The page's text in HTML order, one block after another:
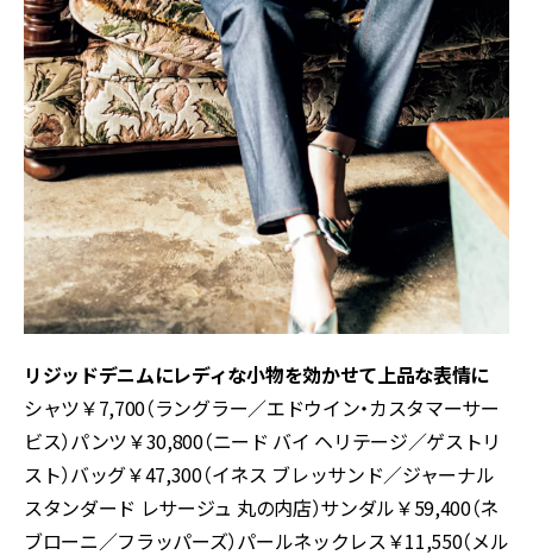
リジッドデニムにレディな小物を効かせて上品な表情に
シャツ￥7,700（ラングラー／エドウイン・カスタマーサー
ビス）パンツ￥30,800（ニード バイ ヘリテージ／ゲストリ
スト）バッグ￥47,300（イネス ブレッサンド／ジャーナル
スタンダード レサージュ 丸の内店）サンダル￥59,400（ネ
ブローニ／フラッパーズ）パールネックレス￥11,550（メル